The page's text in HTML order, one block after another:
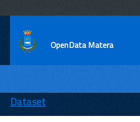
OpenData Matera
ENTI
TEMI
Dataset